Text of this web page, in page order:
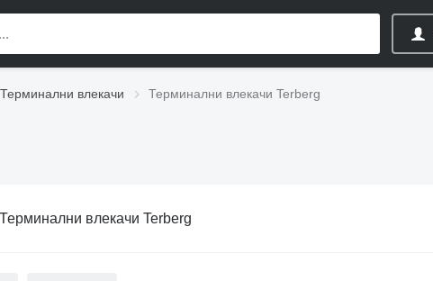
Терминални влекачи Терминални влекачи Terberg
Терминални влекачи Terberg